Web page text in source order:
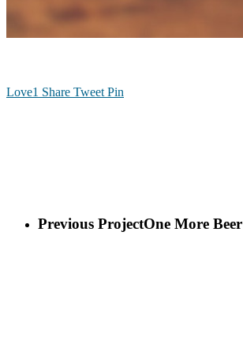
Love1 Share Tweet Pin
Previous ProjectOne More Beer